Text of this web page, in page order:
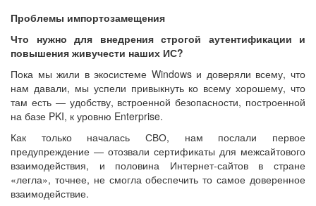
Проблемы импортозамещения
Что нужно для внедрения строгой аутентификации и
повышения живучести наших ИС?
Пока мы жили в экосистеме Windows и доверяли всему, что
нам давали, мы успели привыкнуть ко всему хорошему, что
там есть — удобству, встроенной безопасности, построенной
на базе PKI, к уровню Enterprise.
Как только началась СВО, нам послали первое
предупреждение — отозвали сертификаты для межсайтового
взаимодействия, и половина Интернет-сайтов в стране
«легла», точнее, не смогла обеспечить то самое доверенное
взаимодействие.